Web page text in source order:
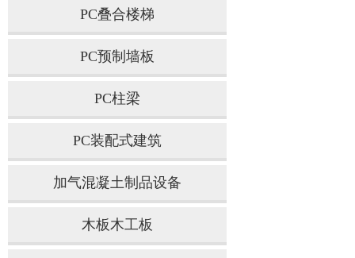
PC叠合楼梯
PC预制墙板
PC柱梁
PC装配式建筑
加气混凝土制品设备
木板木工板